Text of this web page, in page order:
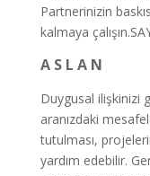
Partnerinizin
kalmaya
A S L A N
Duygusal ilişkinizi
aranızdaki
tutulması,
yardım edebilir.